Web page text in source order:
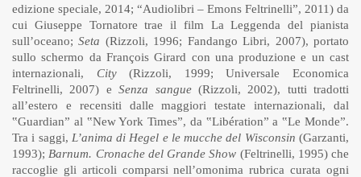
edizione speciale, 2014; “Audiolibri – Emons Feltrinelli”, 2011) da
cui Giuseppe Tornatore trae il film La Leggenda del pianista
sull’oceano;Seta (Rizzoli, 1996; Fandango Libri, 2007), portato
sullo schermo da François Girard con una produzione e un cast
internazionali, City(Rizzoli, 1999; Universale Economica
Feltrinelli, 2007) eSenza sangue(Rizzoli, 2002), tutti tradotti
all’estero e recensiti dalle maggiori testate internazionali, dal
‟Guardian” al ‟New York Times”, da ‟Libération” a ‟Le Monde”.
Tra i saggi, L’anima di Hegel e le mucche del Wisconsin (Garzanti,
1993); Barnum. Cronache del Grande Show (Feltrinelli, 1995) che
raccoglie gli articoli comparsi nell’omonima rubrica curata ogni